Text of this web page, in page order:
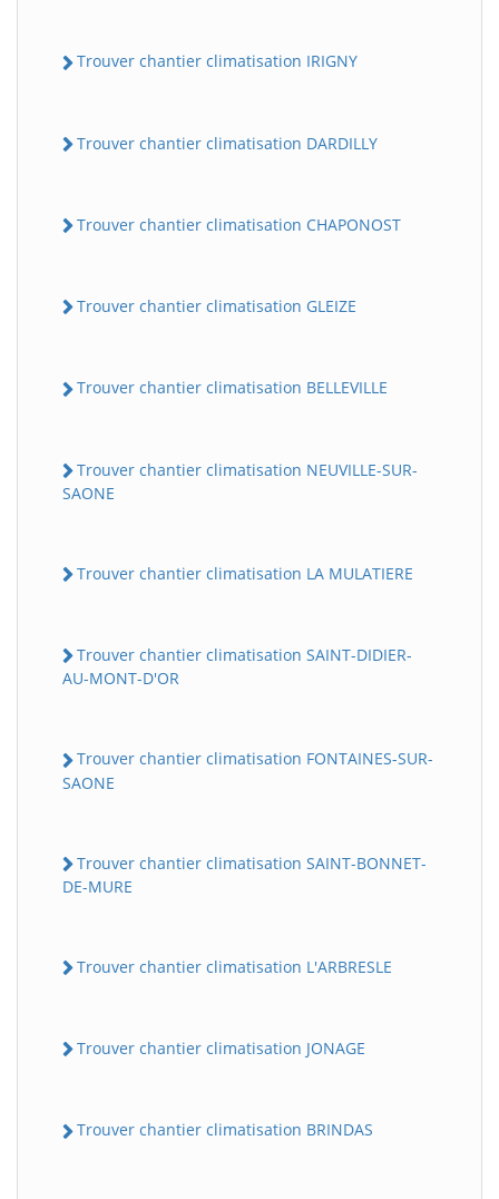
Trouver chantier climatisation IRIGNY
Trouver chantier climatisation DARDILLY
Trouver chantier climatisation CHAPONOST
Trouver chantier climatisation GLEIZE
Trouver chantier climatisation BELLEVILLE
Trouver chantier climatisation NEUVILLE-SUR-
SAONE
Trouver chantier climatisation LA MULATIERE
Trouver chantier climatisation SAINT-DIDIER-
AU-MONT-D'OR
Trouver chantier climatisation FONTAINES-SUR-
SAONE
Trouver chantier climatisation SAINT-BONNET-
DE-MURE
Trouver chantier climatisation L'ARBRESLE
Trouver chantier climatisation JONAGE
Trouver chantier climatisation BRINDAS